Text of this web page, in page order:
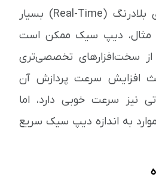
می‌تواند در کاربردهای بلادرنگ (Real-Time) بسیار
مثال، دیپ سیک ممکن است
از سخت‌افزارهای تخصصی‌تری
افزایش سرعت پردازش آن
سرعت خوبی دارد، اما
به اندازه دیپ سیک سریع